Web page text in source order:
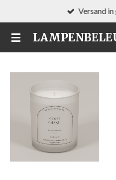
Hauptinhalt
springen
Versand in